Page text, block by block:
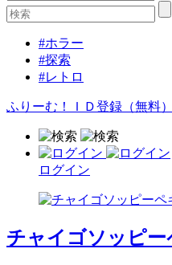
#ホラー
#探索
#レトロ
ふりーむ！ＩＤ登録（無料）
ログイン
チャイゴソッピ